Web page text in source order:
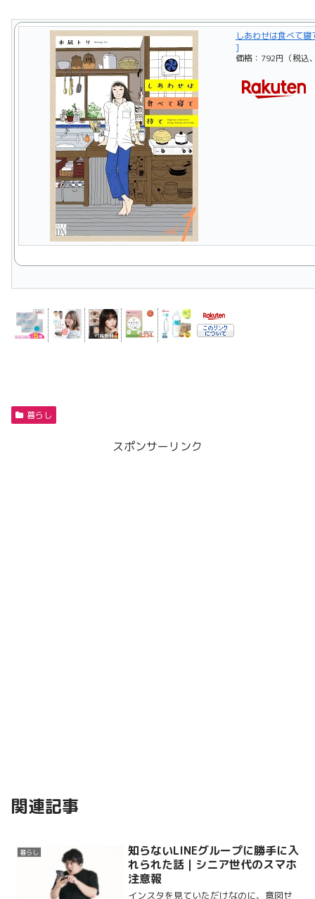
しあわせは食べて寝
]
価格：792円（税込
暮らし
スポンサーリンク
関連記事
暮らし
知らないLINEグループに勝手に入
れられた話｜シニア世代のスマホ
注意報
インスタを見ていただけなのに、意図せ